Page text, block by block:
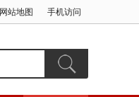
网站地图 手机访问